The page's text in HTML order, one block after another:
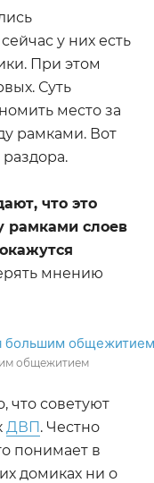
у них есть
При этом
Суть
место за
рамками. Вот
что это
рамками слоев
мнению
общежитием
что советуют
ДВП. Честно
понимает в
домиках ни о